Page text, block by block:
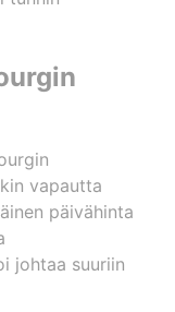
vapautta
päivähinta
johtaa suuriin